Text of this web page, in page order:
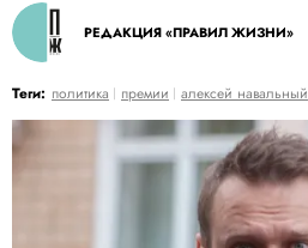
РЕДАКЦИЯ «ПРАВИЛ ЖИЗНИ»
Теги: политика премии алексей навальный